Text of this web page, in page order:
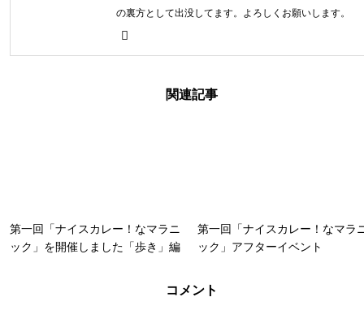
の裏方として出没してます。よろしくお願いします。
関連記事
第一回「ナイスカレー！なマラニ
ック」を開催しました「歩き」編
第一回「ナイスカレー！なマラ
ック」アフターイベント
コメント